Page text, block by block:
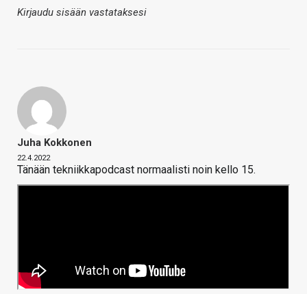
Kirjaudu sisään vastataksesi
Juha Kokkonen
22.4.2022
Tänään tekniikkapodcast normaalisti noin kello 15.